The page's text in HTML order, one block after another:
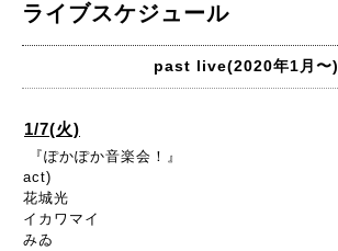
ライブスケジュール
past live(2020年1月〜)
1/7(火)
『ぽかぽか音楽会！』
act)
花城光
イカワマイ
みゐ